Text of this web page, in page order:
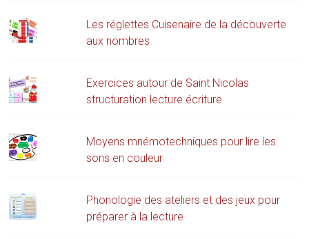
Les réglettes Cuisenaire de la découverte
aux nombres
Exercices autour de Saint Nicolas
structuration lecture écriture
Moyens mnémotechniques pour lire les
sons en couleur
Phonologie des ateliers et des jeux pour
préparer à la lecture